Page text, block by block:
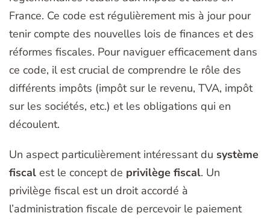
France. Ce code est régulièrement mis à jour pour
tenir compte des nouvelles lois de finances et des
réformes fiscales. Pour naviguer efficacement dans
ce code, il est crucial de comprendre le rôle des
différents impôts (impôt sur le revenu, TVA, impôt
sur les sociétés, etc.) et les obligations qui en
découlent.
Un aspect particulièrement intéressant du système
fiscal est le concept de privilège fiscal. Un
privilège fiscal est un droit accordé à
l’administration fiscale de percevoir le paiement